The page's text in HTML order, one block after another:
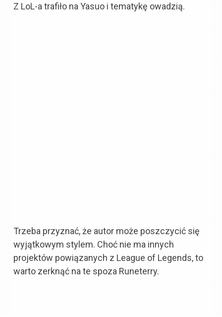
Z LoL-a trafiło na Yasuo i tematykę owadzią.
Trzeba przyznać, że autor może poszczycić się
wyjątkowym stylem. Choć nie ma innych
projektów powiązanych z League of Legends, to
warto zerknąć na te spoza Runeterry.